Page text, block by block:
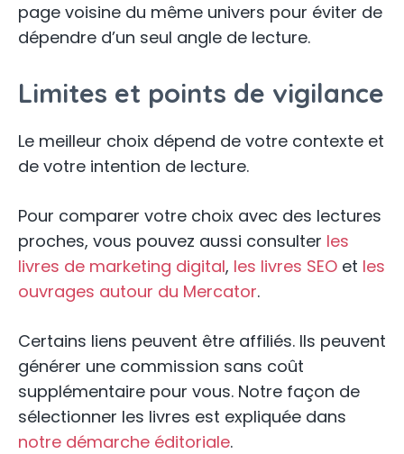
page voisine du même univers pour éviter de
dépendre d’un seul angle de lecture.
Limites et points de vigilance
Le meilleur choix dépend de votre contexte et
de votre intention de lecture.
Pour comparer votre choix avec des lectures
proches, vous pouvez aussi consulter les
livres de marketing digital, les livres SEO et les
ouvrages autour du Mercator.
Certains liens peuvent être affiliés. Ils peuvent
générer une commission sans coût
supplémentaire pour vous. Notre façon de
sélectionner les livres est expliquée dans
notre démarche éditoriale.